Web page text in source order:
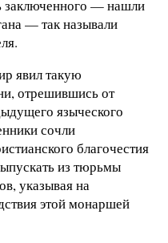
заключенного — нашли
— так называли
явил такую
отрешившись от
языческого
сочли
благочестия
из тюрьмы
указывая на
этой монаршей